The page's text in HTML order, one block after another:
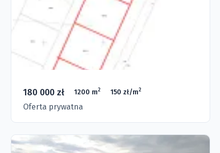
180 000 zł 1200 m2 150 zł/m2
Oferta prywatna